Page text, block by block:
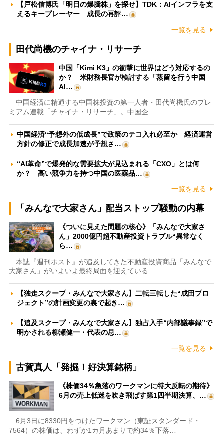
【戸松信博氏「明日の爆騰株」を探せ】TDK：AIインフラを支
えるキープレーヤー 成長の再評…
一覧を見る
田代尚機のチャイナ・リサーチ
中国「Kimi K3」の衝撃に世界はどう対応するの
か？ 米財務長官が検討する「蒸留を行う中国
AI…
中国経済に精通する中国株投資の第一人者・田代尚機氏のプレ
ミアム連載「チャイナ・リサーチ」。中国企…
中国経済“予想外の低成長”で政策のテコ入れ必至か 経済運営
方針の修正で成長加速が予想さ…
“AI革命”で爆発的な需要拡大が見込まれる「CXO」とは何
か？ 高い競争力を持つ中国の医薬品…
一覧を見る
「みんなで大家さん」配当ストップ騒動の内幕
《ついに見えた問題の核心》「みんなで大家さ
ん」2000億円超不動産投資トラブル“異常なく
ら…
本誌『週刊ポスト』が追及してきた不動産投資商品「みんなで
大家さん」がいよいよ最終局面を迎えている…
【独走スクープ・みんなで大家さん】二転三転した“成田プロ
ジェクト”の計画変更の裏で起き…
【追及スクープ・みんなで大家さん】独占入手“内部議事録”で
明かされる柳瀬健一・代表の思…
一覧を見る
古賀真人「発掘！好決算銘柄」
《株価34％急落のワークマンに特大反転の期待》
6月の売上低迷を吹き飛ばす第1四半期決算、…
6月3日に8330円をつけたワークマン（東証スタンダード・
7564）の株価は、わずか1カ月あまりで約34％下落…